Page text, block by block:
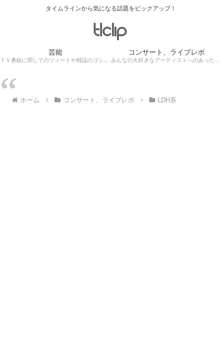
タイムラインから気になる話題をピックアップ！
芸能
ＴＶ番組に関してのツィートや雑誌のゴシップ記事、芸能人目撃情報・ロケ現場遭遇・・・
コンサート、ライブレポ
みんなの大好きなアーティストへのあったかぁ～い思いをツイッターレポートに保存！
ホーム コンサート、ライブレポ LDH系